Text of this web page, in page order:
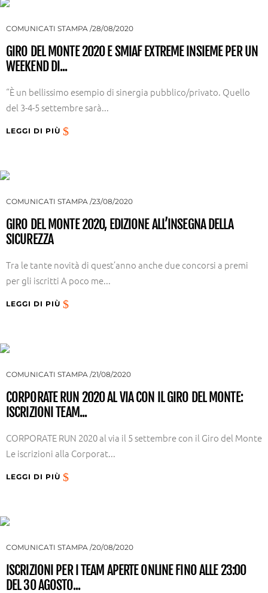
COMUNICATI STAMPA 28/08/2020
GIRO DEL MONTE 2020 E SMIAF EXTREME INSIEME PER UN
WEEKEND DI...
“È un bellissimo esempio di sinergia pubblico/privato. Quello
del 3-4-5 settembre sarà...
LEGGI DI PIÙ
COMUNICATI STAMPA 23/08/2020
GIRO DEL MONTE 2020, EDIZIONE ALL’INSEGNA DELLA
SICUREZZA
Tra le tante novità di quest’anno anche due concorsi a premi
per gli iscritti A poco me...
LEGGI DI PIÙ
COMUNICATI STAMPA 21/08/2020
CORPORATE RUN 2020 AL VIA CON IL GIRO DEL MONTE:
ISCRIZIONI TEAM...
CORPORATE RUN 2020 al via il 5 settembre con il Giro del Monte
Le iscrizioni alla Corporat...
LEGGI DI PIÙ
COMUNICATI STAMPA 20/08/2020
ISCRIZIONI PER I TEAM APERTE ONLINE FINO ALLE 23:00
DEL 30 AGOSTO...